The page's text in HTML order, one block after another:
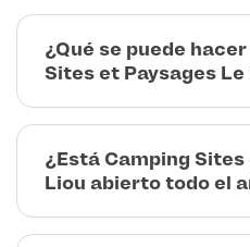
¿Qué se puede
Sites et Paysages
¿Está Camping
Liou abierto todo el